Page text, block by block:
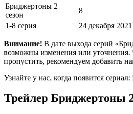
Бриджертоны 2
сезон
8
1-8 серия
24 декабря 2021
Внимание! В дате выхода серий
возможны изменения или уточнения.
пропустить, рекомендуем добавить
Узнайте у нас, когда появится
Трейлер Бриджертоны